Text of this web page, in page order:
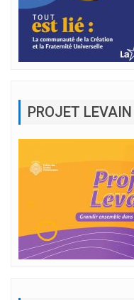
PROJET LEVAIN